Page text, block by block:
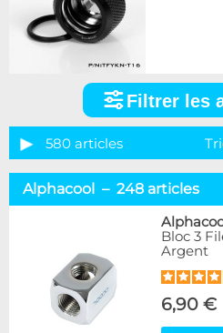
articles
Catégorie
Embouts tuyaux souples
Embouts tubes rigides
110
18
Adaptateurs
338
Marque
Alphacool
Filtrer les
580 articles
Alphacool – 248 articles
Bloc 3
Argent
6,90 €